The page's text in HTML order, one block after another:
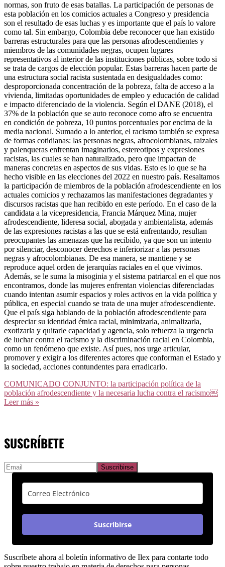
normas, son fruto de esas batallas. La participación de personas de
esta población en los comicios actuales a Congreso y presidencia
son el resultado de esas luchas y es importante que el país lo valore
como tal. Sin embargo, Colombia debe reconocer que han existido
barreras estructurales para que las personas afrodescendientes y
miembros de las comunidades negras, ocupen lugares
representativos al interior de las instituciones públicas, sobre todo si
se trata de cargos de elección popular. Estas barreras hacen parte de
una estructura social racista sustentada en desigualdades como:
desproporcionada concentración de la pobreza, falta de acceso a la
vivienda, limitadas oportunidades de empleo y educación de calidad
e impacto diferenciado de la violencia. Según el DANE (2018), el
37% de la población que se auto reconoce como afro se encuentra
en condición de pobreza, 10 puntos porcentuales por encima de la
media nacional. Sumado a lo anterior, el racismo también se expresa
de formas cotidianas: las personas negras, afrocolombianas, raizales
y palenqueras enfrentan imaginarios, estereotipos y expresiones
racistas, las cuales se han naturalizado, pero que impactan de
maneras concretas en aspectos de sus vidas. Esto es lo que se ha
hecho visible en las elecciones del 2022 en nuestro país. Resaltamos
la participación de miembros de la población afrodescendiente en los
actuales comicios y rechazamos las manifestaciones degradantes y
discursos racistas que han recibido en este período. En el caso de la
candidata a la vicepresidencia, Francia Márquez Mina, mujer
afrodescendiente, lideresa social, abogada y ambientalista, además
de las expresiones racistas a las que se está enfrentando, resultan
preocupantes las amenazas que ha recibido, ya que son un intento
por silenciar, desconocer derechos e inferiorizar a las personas
negras y afrocolombianas. De esa manera, se mantiene y se
reproduce aquel orden de jerarquías raciales en el que vivimos.
Además, se le suma la misoginia y el sistema patriarcal en el que nos
encontramos, donde las mujeres enfrentan violencias diferenciadas
cuando intentan asumir espacios y roles activos en la vida política y
pública, en especial cuando se trata de una mujer afrodescendiente.
Que el país siga hablando de la población afrodescendiente para
despreciar su identidad étnica racial, minimizarla, animalizarla,
exotizarla y quitarle capacidad y agencia, solo refuerza la urgencia
de luchar contra el racismo y la discriminación racial en Colombia,
como un fenómeno que existe. Así pues, nos urge articular,
promover y exigir a los diferentes actores que conforman el Estado y
la sociedad, acciones contundentes para erradicarlo.
COMUNICADO CONJUNTO: la participación política de la
población afrodescendiente y la necesaria lucha contra el racismo￼
Leer más »
SUSCRÍBETE
Suscribirse
Suscríbete ahora al boletín informativo de Ilex para contarte todo